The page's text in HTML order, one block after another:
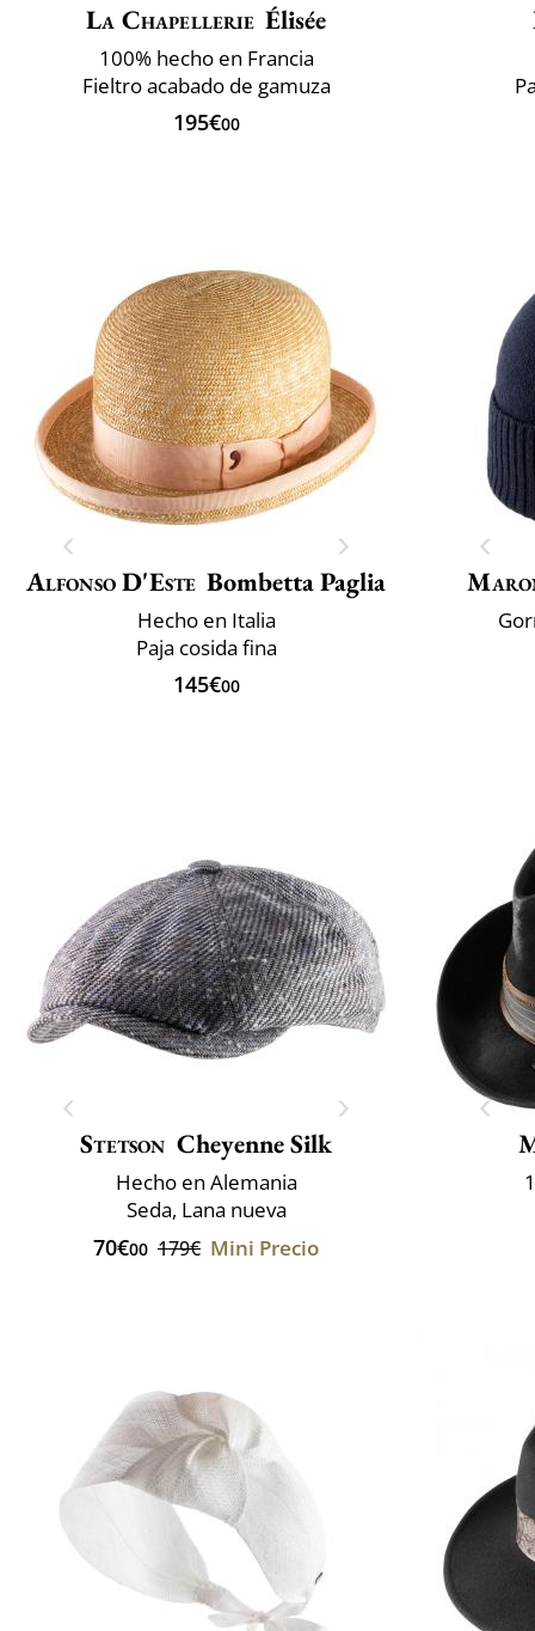
La Chapellerie Élisée
100% hecho en Francia
Fieltro acabado de gamuza
195€00
Alfonso D'Este Bombetta Paglia
Hecho en Italia
Paja cosida fina
145€00
Stetson Cheyenne Silk
Hecho en Alemania
Seda, Lana nueva
70€00 179€ Mini Precio